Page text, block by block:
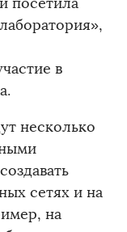
в
несколько
сетях и на
на